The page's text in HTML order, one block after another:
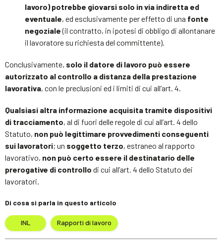
lavoro) potrebbe giovarsi solo in via indiretta ed
eventuale, ed esclusivamente per effetto di una fonte
negoziale(il contratto, in ipotesi di obbligo di allontanare
il lavoratore su richiesta del committente).
Conclusivamente, solo il datore di lavoro può essere
autorizzato al controllo a distanza della prestazione
lavorativa, con le preclusioni ed i limiti di cui all’art. 4.
Qualsiasi altra informazione acquisita tramite dispositivi
di tracciamento, al di fuori delle regole di cui all’art. 4 dello
Statuto, non può legittimare provvedimenti conseguenti
sui lavoratori; un soggetto terzo, estraneo al rapporto
lavorativo, non può certo essere il destinatario delle
prerogative di controllo di cui all’art. 4 dello Statuto dei
lavoratori.
Di cosa si parla in questo articolo
INL Rapporti di lavoro